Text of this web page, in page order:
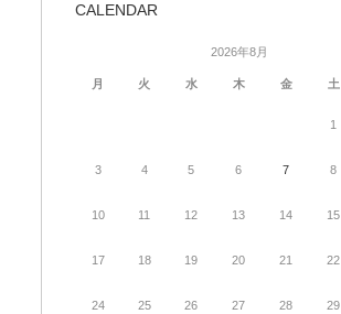
CALENDAR
2026年8月
月 火 水 木 金 土
1
3 4 5 6 7 8
10 11 12 13 14 15
17 18 19 20 21 22
24 25 26 27 28 29